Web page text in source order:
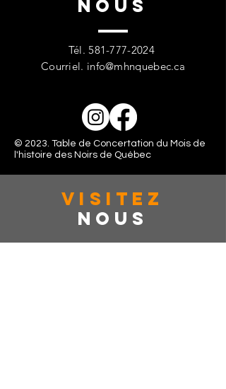
Nous
Tél.581-777-2024
Courriel. info@mhnquebec.ca
© 2023. Table de Concertation du Mois de
l'histoire des Noirs de Québec
VISITez
Nous